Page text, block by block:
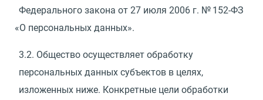
Федерального закона от 27 июля 2006 г. № 152-ФЗ
«О персональных данных».
3.2. Общество осуществляет обработку
персональных данных субъектов в целях,
изложенных ниже. Конкретные цели обработки